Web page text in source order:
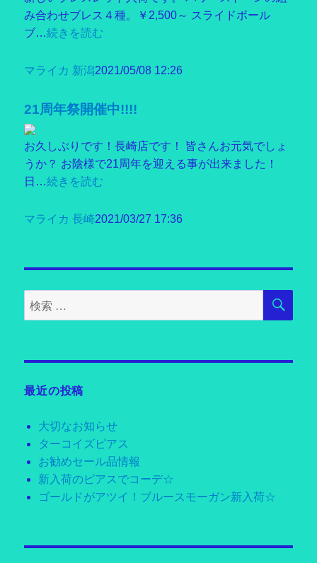
み合わせブレス４種。￥2,500～ スライドボール
ブ…続きを読む
マライカ 新潟2021/05/08 12:26
21周年祭開催中!!!!
お久しぶりです！長崎店です！ 皆さんお元気でしょ
うか？ お陰様で21周年を迎える事が出来ました！
日…続きを読む
マライカ 長崎2021/03/27 17:36
検
索
検
最近の投稿
大切なお知らせ
ターコイズピアス
お勧めセール品情報
新入荷のピアスでコーデ☆
ゴールドがアツイ！ブルースモーガン新入荷☆